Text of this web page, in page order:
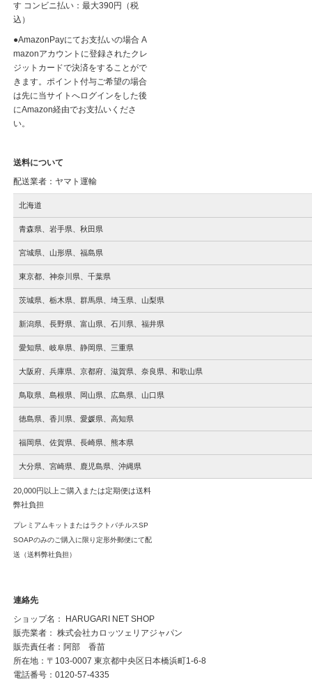
す コンビニ払い：最大390円（税
込）
●AmazonPayにてお支払いの場合 A
mazonアカウントに登録されたクレ
ジットカードで決済をすることがで
きます。ポイント付与ご希望の場合
は先に当サイトへログインをした後
にAmazon経由でお支払いくださ
い。
送料について
配送業者：ヤマト運輸
北海道
青森県、岩手県、秋田県
宮城県、山形県、福島県
東京都、神奈川県、千葉県
茨城県、栃木県、群馬県、埼玉県、山梨県
新潟県、長野県、富山県、石川県、福井県
愛知県、岐阜県、静岡県、三重県
大阪府、兵庫県、京都府、滋賀県、奈良県、和歌山県
鳥取県、島根県、岡山県、広島県、山口県
徳島県、香川県、愛媛県、高知県
福岡県、佐賀県、長崎県、熊本県
大分県、宮崎県、鹿児島県、沖縄県
20,000円以上ご購入または定期便は送料
弊社負担
プレミアムキットまたはラクトバチルスSP
SOAPのみのご購入に限り定形外郵便にて配
送（送料弊社負担）
連絡先
ショップ名： HARUGARI NET SHOP
販売業者： 株式会社カロッツェリアジャパン
販売責任者：阿部 香苗
所在地：〒103-0007 東京都中央区日本橋浜町1-6-8
電話番号：0120-57-4335